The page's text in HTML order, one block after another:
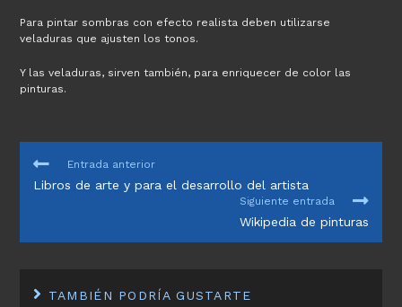
Para pintar sombras con efecto realista deben utilizarse
veladuras que ajusten los tonos.
Y las veladuras, sirven también, para enriquecer de color las
pinturas.
LEER
ARTÍCULOS
Entrada anterior
Libros de arte y para el desarrollo del artista
Siguiente entrada
Wikipedia de pinturas
TAMBIÉN PODRÍA GUSTARTE